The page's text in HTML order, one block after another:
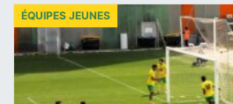
ÉQUIPES JEUNES